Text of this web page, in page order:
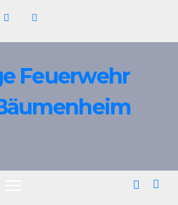
Feuerwehr